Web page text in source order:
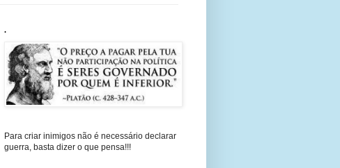
.
Para criar inimigos não é necessário declarar
guerra, basta dizer o que pensa!!!